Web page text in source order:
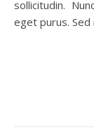
sollicitudin.
eget purus.